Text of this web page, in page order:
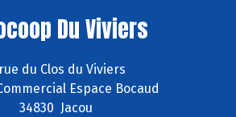
Du Viviers
du Clos du Viviers
Espace Bocaud
34830 Jacou